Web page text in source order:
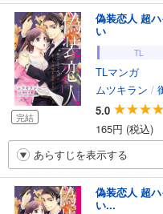
完結
偽装恋人 超
い
TL
TLマンガ
ムツキラン /
5.0
165円 (税込)
あらすじを表示する
偽装恋人 超
い...